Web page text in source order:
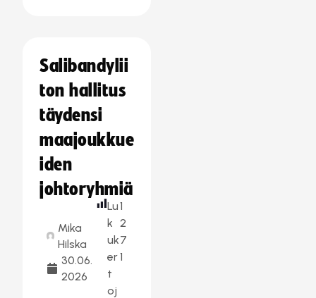
Salibandylii
ton hallitus
täydensi
maajoukkue
iden
johtoryhmiä
Mika
Hilska
30.06.
2026
Lu
k
uk
er
t
oj
1
2
7
1